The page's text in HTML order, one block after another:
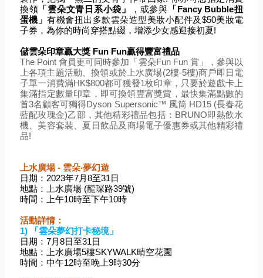
換領 「雲朵文青日系小袋」 ，或參與 「Fancy Bubble扭
蛋機」有機會扭出多款雲朵造型美妝小配件及$50美妝電
子券，為你的時尚穿搭點綴，增添少女感迎接初夏!
儲雲朵印章贏大獎 Fun Fun贏得豐富禮品
The Point 會員更可同時參加「雲朵Fun Fun 賞」，參與以
上各項主題活動、換領或於上水廣場(2樓-5樓)商戶即日電
子單一消費滿HK$800都可獲發1枚印章，只要於遊戲卡上
集滿指定數量印章，即可換領豐富獎賞，最快集滿點數的
首3名顧客可獨得Dyson Supersonic™ 風筒 HD15 (長春花
藍配玫瑰金)乙部，其他精彩禮品包括：BRUNO即熱飲水
機、美容套裝、 夏日飲品及商場電子優惠券或其他精彩禮
品!
上水廣場 - 雲朵‧夢幻遊
日期：2023年7月8至31日
地點：上水廣場 (龍琛路39號)
時間：上午10時至下午10時
活動詳情：
1) 「雲朵夢幻打卡秘境」
日期：7月8日至31日
地點：上水廣場5樓SKYWALK晴空花園
時間：中午12時至晚上9時30分